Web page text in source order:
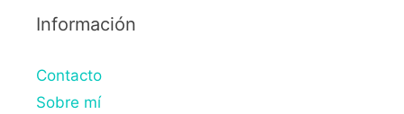
Información
Contacto
Sobre mí